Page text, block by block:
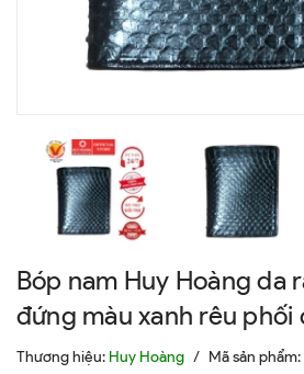
Bóp nam Huy Hoàng da
đứng màu xanh rêu phối
Thương hiệu: Huy Hoàng / Mã sản phẩm: